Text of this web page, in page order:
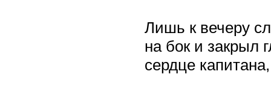
Лишь к вечеру
на бок и закрыл
сердце